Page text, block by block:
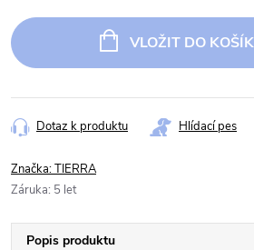
cena:
VLOŽIT DO
Dotaz k produktu Hlídací pes
Značka:TIERRA
Záruka: 5 let
Popis produktu